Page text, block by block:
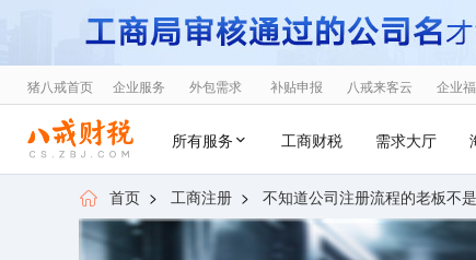
猪八戒首页 企业服务 外包需求 补贴申报 八戒来客云 企业
所有服务 工商财税 需求大厅
首页 > 工商注册 > 不知道公司注册流程的老板不